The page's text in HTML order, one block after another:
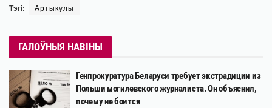
Тэгі: Артыкулы
ГАЛОЎНЫЯ НАВІНЫ
Генпрокуратура Беларуси требует экстрадиции из
Польши могилевского журналиста. Он объяснил,
почему не боится